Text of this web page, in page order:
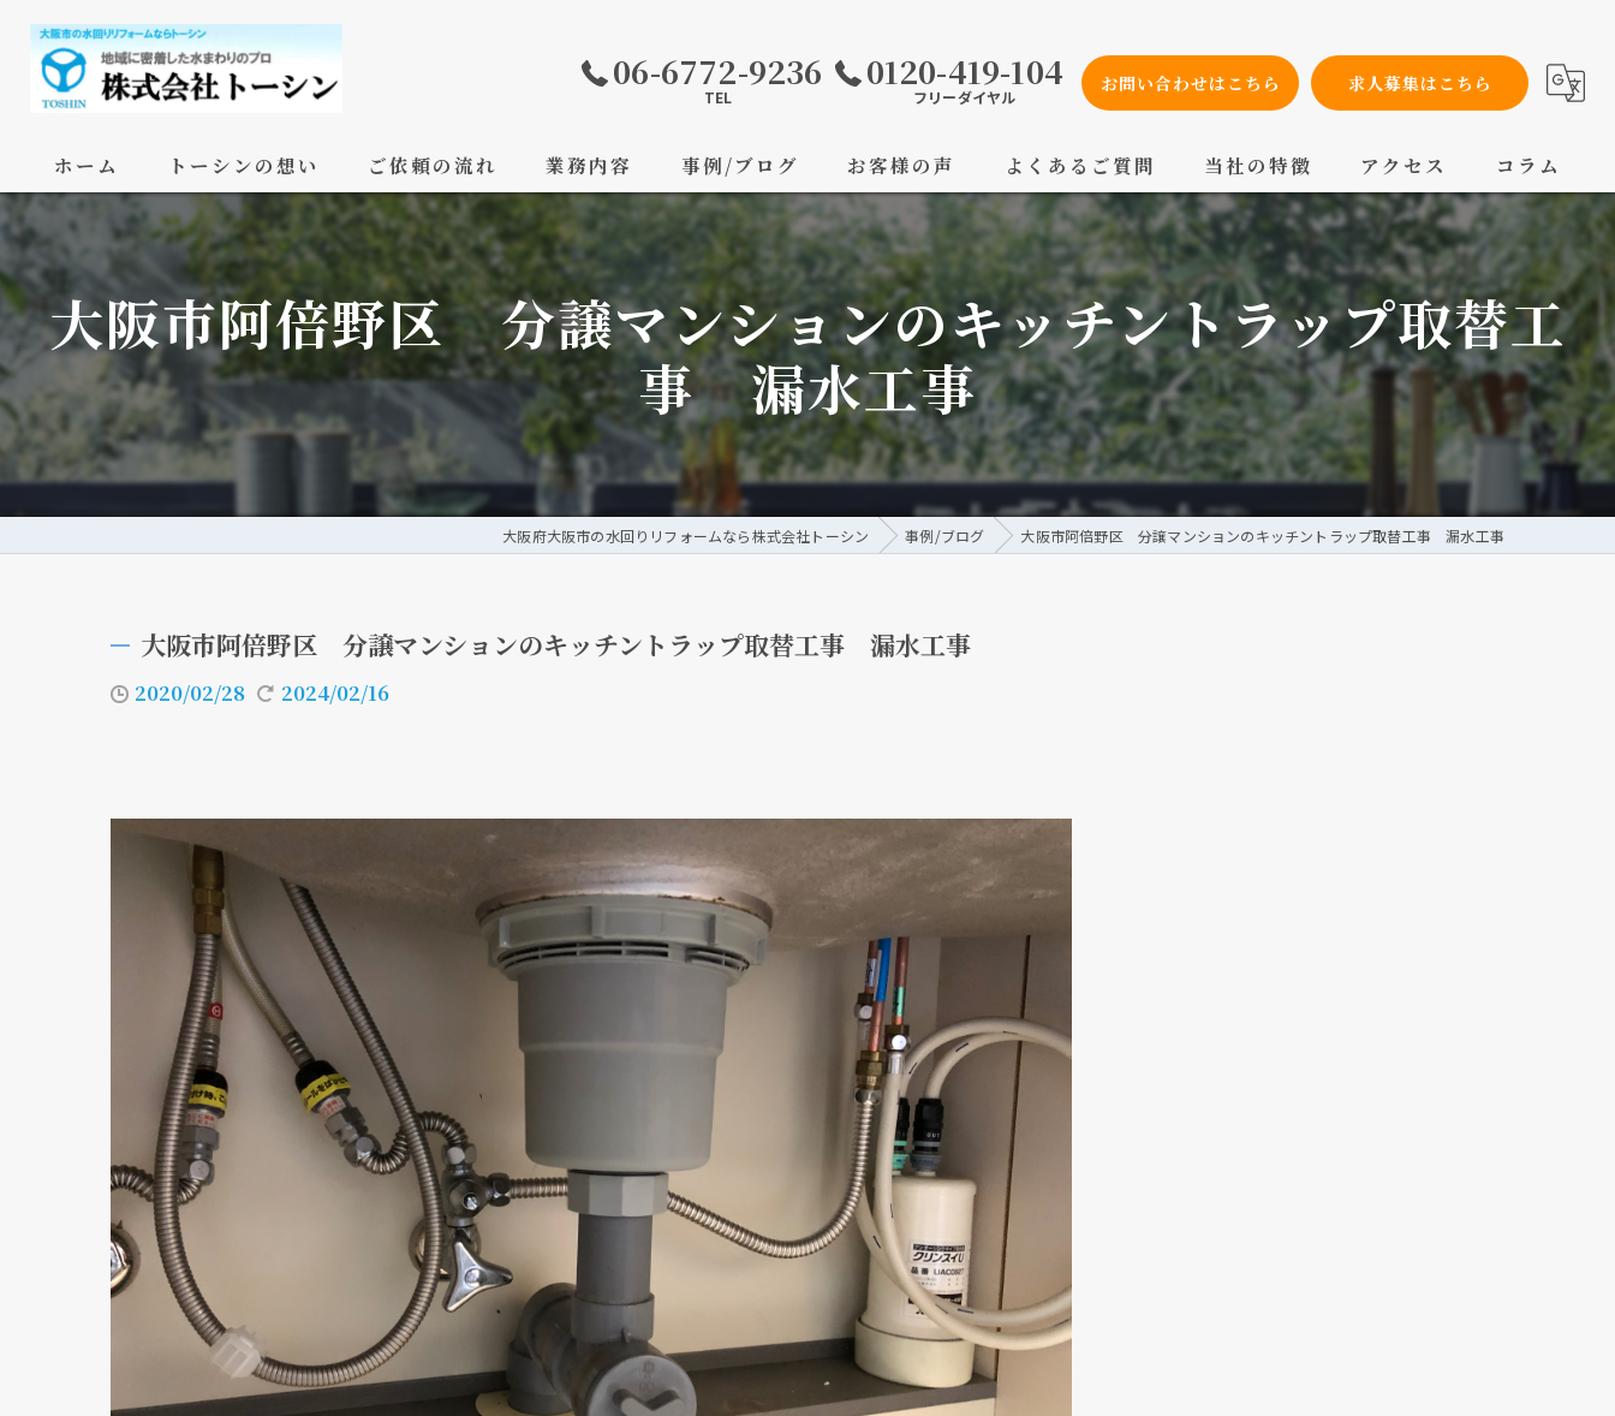
06-6772-9236
TEL
0120-419-104
フリーダイヤル
お問い合わせはこちら 求人募集はこちら
ホーム トーシンの想い ご依頼の流れ 業務内容 事例/ブログ お客様の声 よくあるご質問 当社の特徴
設備工事
内装工事
メンテナンス
配管工事
交換
アクセス コラム
大阪市阿倍野区 分譲マンションのキッチントラップ取替工
事 漏水工事
大阪府大阪市の水回りリフォームなら株式会社トーシン 事例/ブログ 大阪市阿倍野区 分譲マンションのキッチントラップ取替工事 漏水工事
大阪市阿倍野区 分譲マンションのキッチントラップ取替工事 漏水工事
2020/02/28 2024/02/16